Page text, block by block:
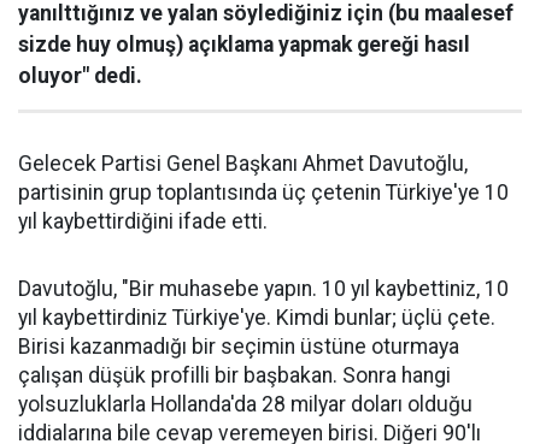
yanılttığınız ve yalan söylediğiniz için (bu maalesef
sizde huy olmuş) açıklama yapmak gereği hasıl
oluyor" dedi.
Gelecek Partisi Genel Başkanı Ahmet Davutoğlu,
partisinin grup toplantısında üç çetenin Türkiye'ye 10
yıl kaybettirdiğini ifade etti.
Davutoğlu, "Bir muhasebe yapın. 10 yıl kaybettiniz, 10
yıl kaybettirdiniz Türkiye'ye. Kimdi bunlar; üçlü çete.
Birisi kazanmadığı bir seçimin üstüne oturmaya
çalışan düşük profilli bir başbakan. Sonra hangi
yolsuzluklarla Hollanda'da 28 milyar doları olduğu
iddialarına bile cevap veremeyen birisi. Diğeri 90'lı